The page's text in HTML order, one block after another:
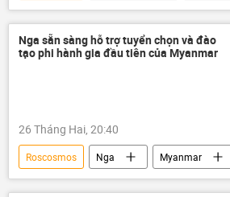
Nga
Myanmar
vệ tinh
phóng vệ tinh
Thế giới vũ trụ
Nga sẵn sàng hỗ trợ tuyển chọn và đào
tạo phi hành gia đầu tiên của Myanmar
26 Tháng Hai, 20:40
Roscosmos Nga
Myanmar
vũ trụ
thông tin
Thế giới